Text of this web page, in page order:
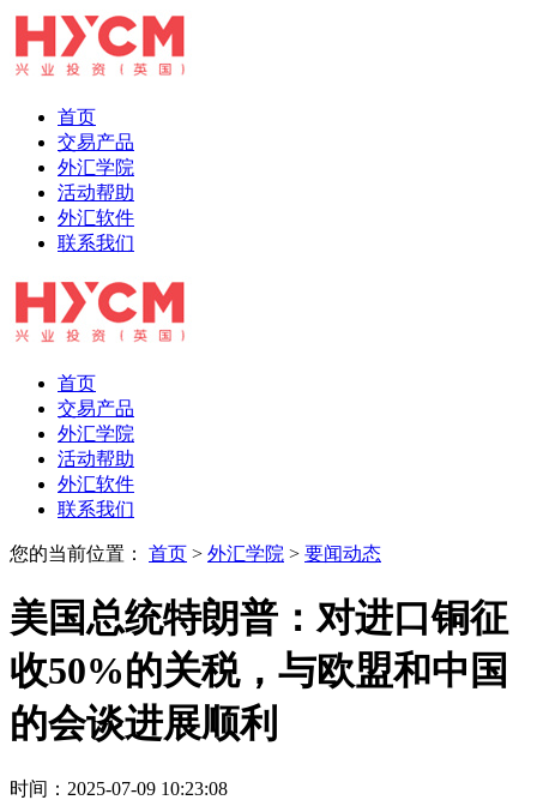
首页
交易产品
外汇学院
活动帮助
外汇软件
联系我们
首页
交易产品
外汇学院
活动帮助
外汇软件
联系我们
您的当前位置： 首页 > 外汇学院 > 要闻动态
美国总统特朗普：对进口铜征
收50%的关税，与欧盟和中国
的会谈进展顺利
时间：2025-07-09 10:23:08